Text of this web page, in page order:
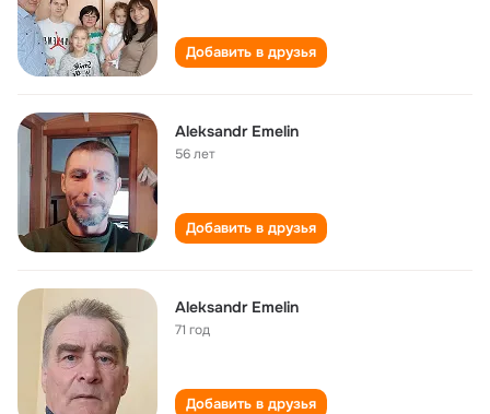
Добавить в друзья
Aleksandr Emelin
56 лет
Добавить в друзья
Aleksandr Emelin
71 год
Добавить в друзья